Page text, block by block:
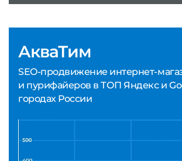
АкваТим
SEO-продвижение интернет-
и пурифайеров в ТОП Яндекс и
городах России